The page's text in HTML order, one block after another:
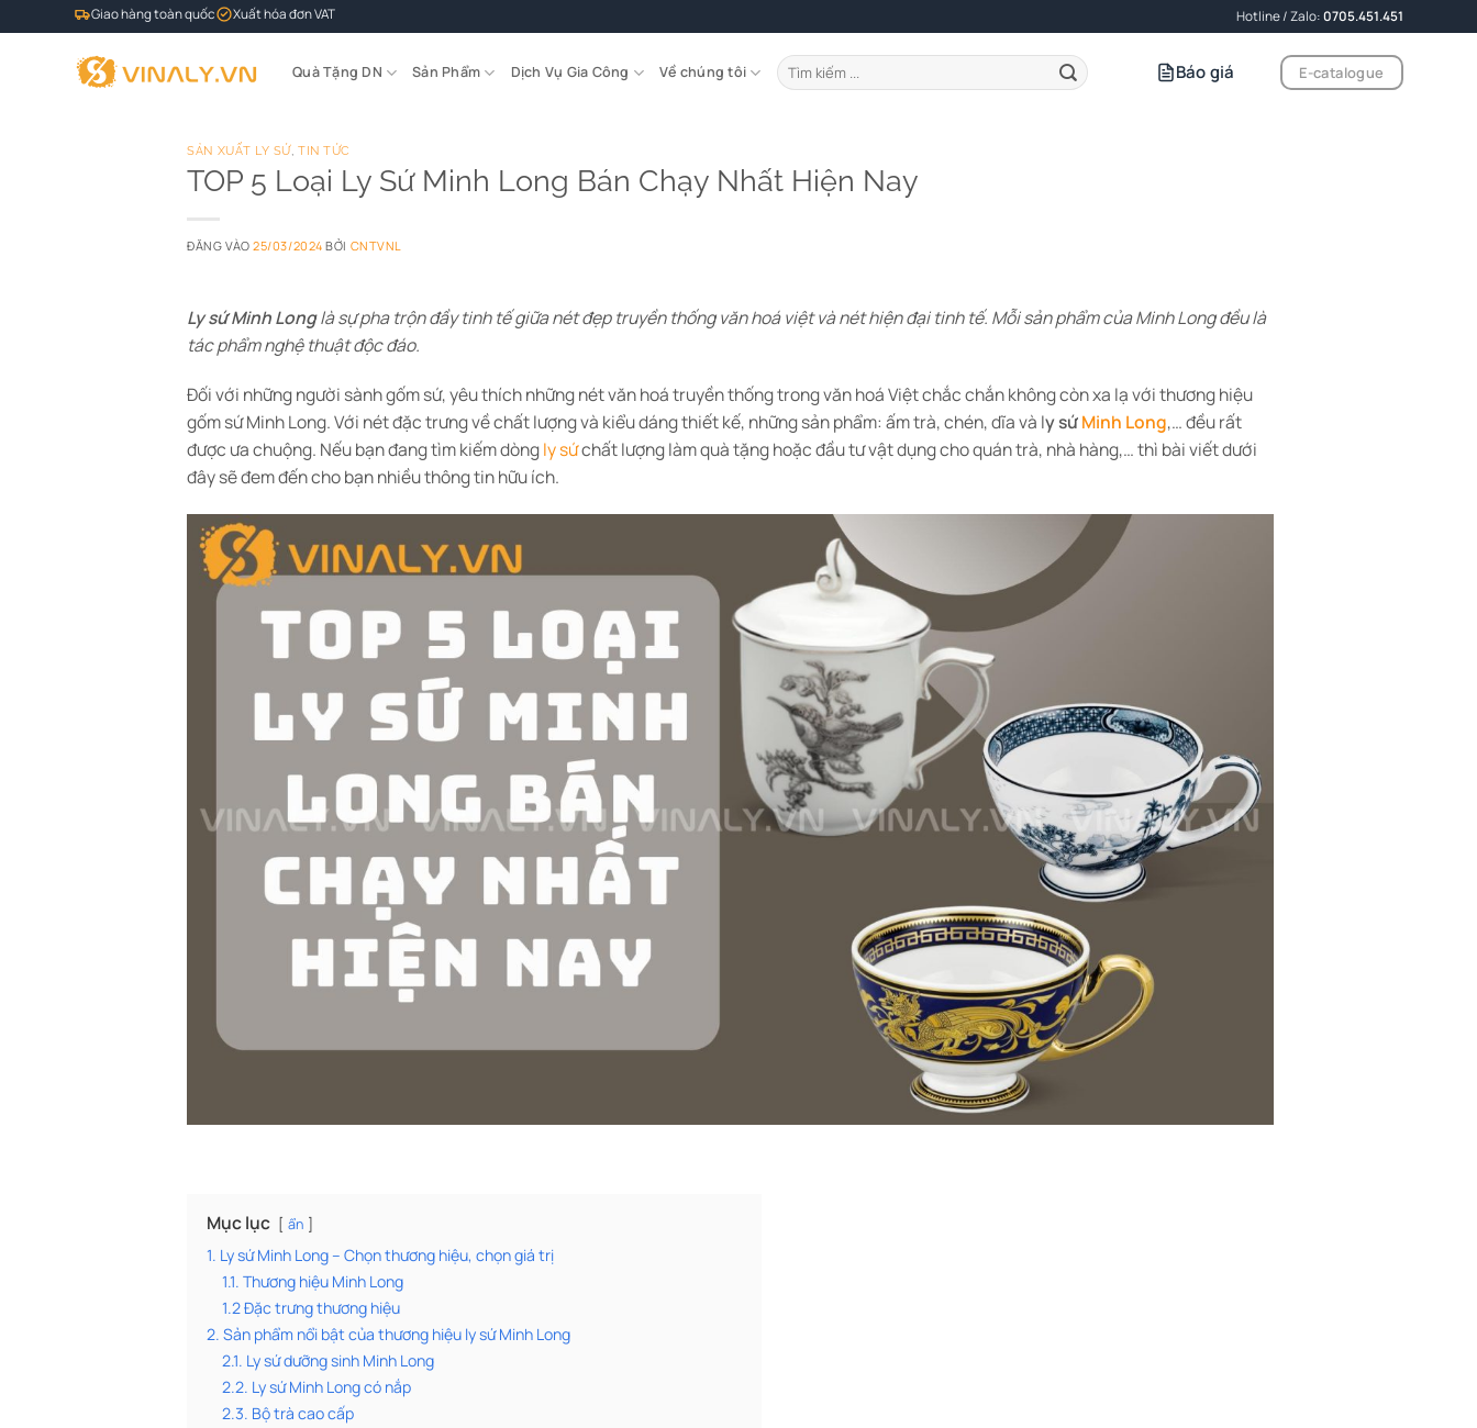
qua
Giao hàng toàn quốc Xuất hóa đơn VAT Hotline / Zalo:0705.451.451
Quà Tặng DN Sản Phẩm Dịch Vụ Gia Công Về chúng tôi
Tìm
kiếm:
Báo giá E-catalogue
SẢN XUẤT LY SỨ,TIN TỨC
TOP 5 Loại Ly Sứ Minh Long Bán Chạy Nhất Hiện Nay
ĐĂNG VÀO25/03/2024 BỞI CNTVNL
Ly sứ Minh Longlà sự pha trộn đầy tinh tế giữa nét đẹp truyền thống văn hoá việt và nét hiện đại tinh tế. Mỗi sản phẩm của Minh Long đều là
tác phẩm nghệ thuật độc đáo.
Đối với những người sành gốm sứ, yêu thích những nét văn hoá truyền thống trong văn hoá Việt chắc chắn không còn xa lạ với thương hiệu
gốm sứ Minh Long. Với nét đặc trưng về chất lượng và kiểu dáng thiết kế, những sản phẩm: ấm trà, chén, dĩa và ly sứMinh Long,… đều rất
được ưa chuộng. Nếu bạn đang tìm kiếm dòngly sứchất lượng làm quà tặng hoặc đầu tư vật dụng cho quán trà, nhà hàng,… thì bài viết dưới
đây sẽ đem đến cho bạn nhiều thông tin hữu ích.
Mục lục ẩn
1. Ly sứ Minh Long – Chọn thương hiệu, chọn giá trị
1.1. Thương hiệu Minh Long
1.2 Đặc trưng thương hiệu
2. Sản phẩm nổi bật của thương hiệu ly sứ Minh Long
2.1. Ly sứ dưỡng sinh Minh Long
2.2. Ly sứ Minh Long có nắp
2.3. Bộ trà cao cấp